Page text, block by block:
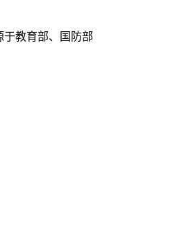
于教育部、国防部